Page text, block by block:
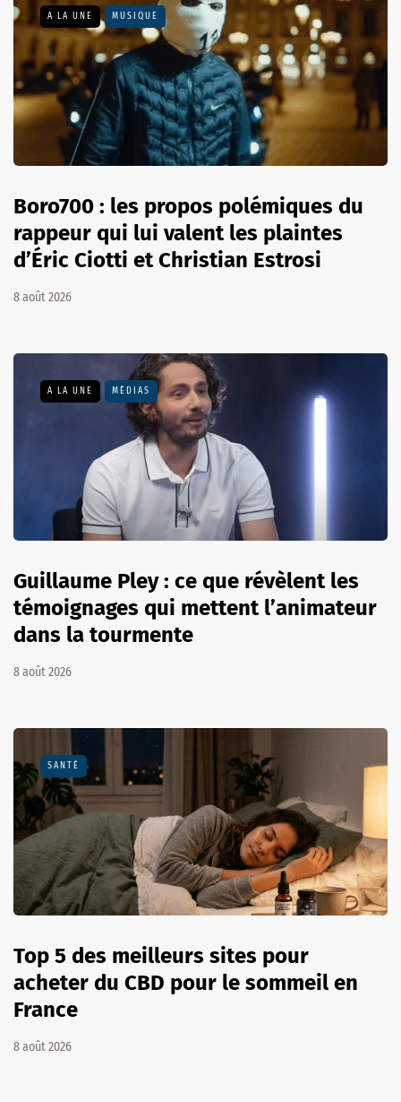
A LA UNE MUSIQUE
Boro700 : les propos polémiques du
rappeur qui lui valent les plaintes
d’Éric Ciotti et Christian Estrosi
8 août 2026
A LA UNE MÉDIAS
Guillaume Pley : ce que révèlent les
témoignages qui mettent l’animateur
dans la tourmente
8 août 2026
SANTÉ
Top 5 des meilleurs sites pour
acheter du CBD pour le sommeil en
France
8 août 2026